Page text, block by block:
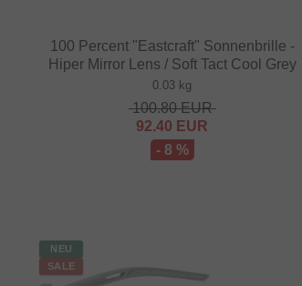
100 Percent "Eastcraft" Sonnenbrille -
Hiper Mirror Lens / Soft Tact Cool Grey
0.03 kg
100.80EUR
92.40 EUR
- 8 %
NEU
SALE